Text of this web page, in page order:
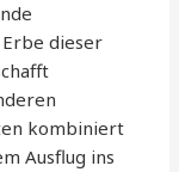
dieser
kombiniert
Ausflug ins